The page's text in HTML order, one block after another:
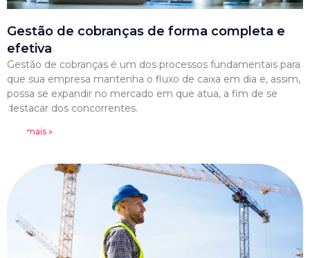
Gestão de cobranças de forma completa e
efetiva
Gestão de cobranças é um dos processos fundamentais para
que sua empresa mantenha o fluxo de caixa em dia e, assim,
possa se expandir no mercado em que atua, a fim de se
destacar dos concorrentes.
Leia mais »